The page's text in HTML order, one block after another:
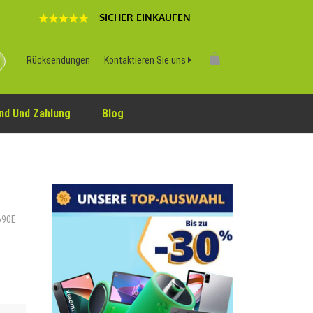
SICHER EINKAUFEN
Rücksendungen Kontaktieren Sie uns
Und Zahlung Blog